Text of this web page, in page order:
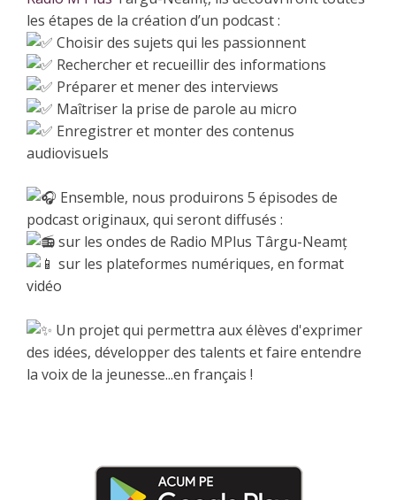
les étapes de la création d’un podcast :
Choisir des sujets qui les passionnent
Rechercher et recueillir des informations
Préparer et mener des interviews
Maîtriser la prise de parole au micro
Enregistrer et monter des contenus
audiovisuels
Ensemble, nous produirons 5 épisodes de
podcast originaux, qui seront diffusés :
sur les ondes de Radio MPlus Târgu-Neamț
sur les plateformes numériques, en format
vidéo
Un projet qui permettra aux élèves d'exprimer
des idées, développer des talents et faire entendre
la voix de la jeunesse...en français !